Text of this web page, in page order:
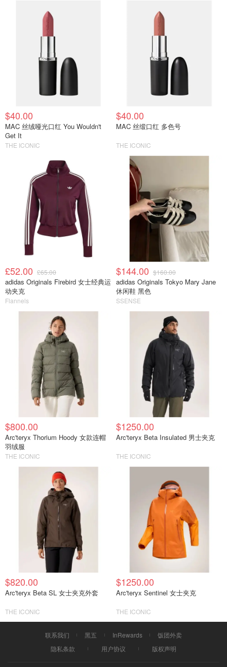
$40.00
MAC 丝绒哑光口红 You Wouldn't
Get It
THE ICONIC
$40.00
MAC 丝缎口红 多色号
THE ICONIC
£52.00 £65.00
adidas Originals Firebird 女士经典运
动夹克
Flannels
$144.00 $160.00
adidas Originals Tokyo Mary Jane
休闲鞋 黑色
SSENSE
$800.00
Arc'teryx Thorium Hoody 女款连帽
羽绒服
THE ICONIC
$1250.00
Arc'teryx Beta Insulated 男士夹克
THE ICONIC
$820.00
Arc'teryx Beta SL 女士夹克外套
THE ICONIC
$1250.00
Arc'teryx Sentinel 女士夹克
THE ICONIC
联系我们 黑五 InRewards
饭团外卖
隐私条款
用户协议 版权声明